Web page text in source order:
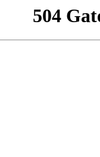
504